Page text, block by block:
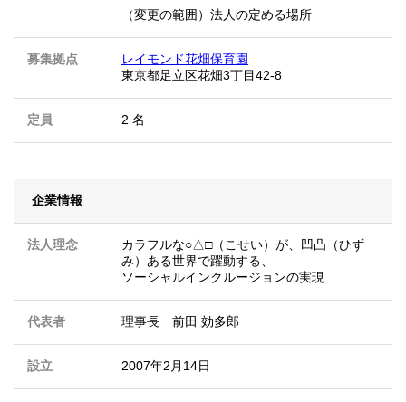
（変更の範囲）法人の定める場所
募集拠点
レイモンド花畑保育園
東京都足立区花畑3丁目42-8
定員 2 名
企業情報
法人理念
カラフルな○△□（こせい）が、凹凸（ひず
み）ある世界で躍動する、
ソーシャルインクルージョンの実現
代表者 理事長 前田 効多郎
設立 2007年2月14日